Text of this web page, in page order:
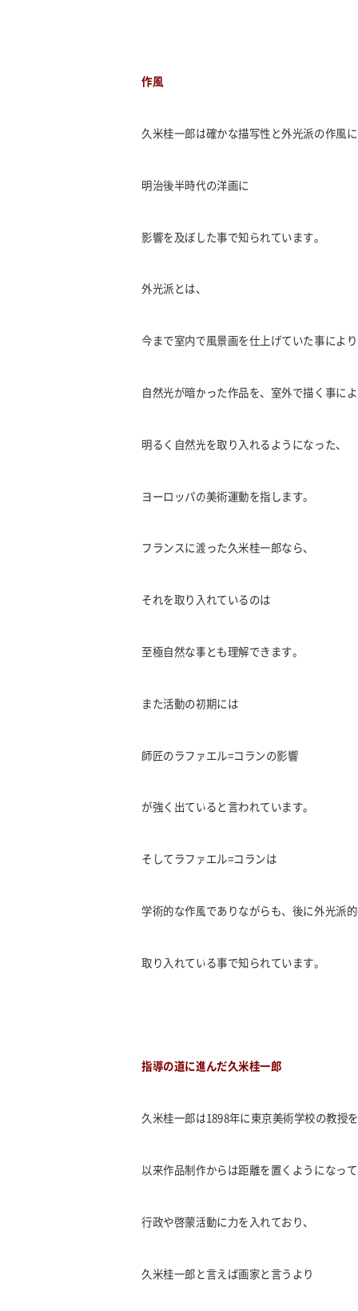
作風
久米桂一郎は確かな描写性と外光派の作風
明治後半時代の洋画に
影響を及ぼした事で知られています。
外光派とは、
今まで室内で風景画を仕上げていた事により
自然光が暗かった作品を、室外で描く事に
明るく自然光を取り入れるようになった、
ヨーロッパの美術運動を指します。
フランスに渡った久米桂一郎なら、
それを取り入れているのは
至極自然な事とも理解できます。
また活動の初期には
師匠のラファエル=コランの影響
が強く出ていると言われています。
そしてラファエル=コランは
学術的な作風でありながらも、後に外光派
取り入れている事で知られています。
指導の道に進んだ久米桂一郎
久米桂一郎は1898年に東京美術学校の教授
以来作品制作からは距離を置くようになっ
行政や啓蒙活動に力を入れており、
久米桂一郎と言えば画家と言うより